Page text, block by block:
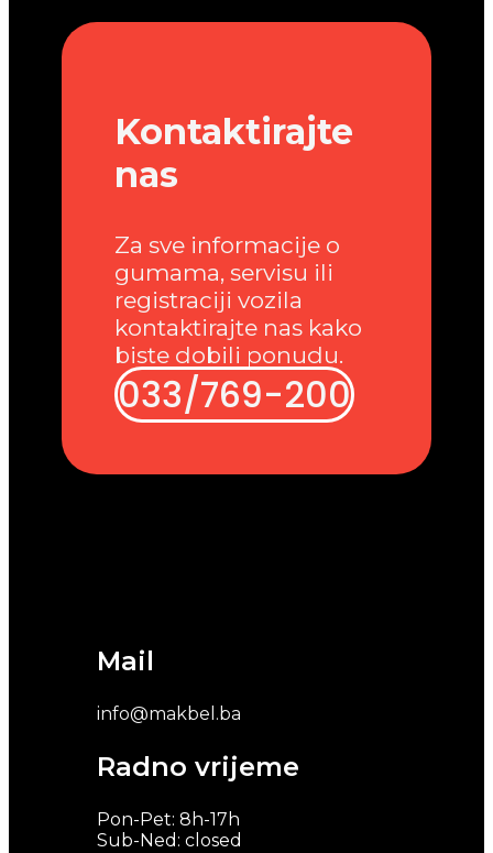
Mail
info@makbel.ba
Radno vrijeme
Pon-Pet: 8h-17h
Sub-Ned: closed
Kontaktirajte
nas
Za sve informacije o
gumama, servisu ili
registraciji vozila
kontaktirajte nas kako
biste dobili ponudu.
033/769-200